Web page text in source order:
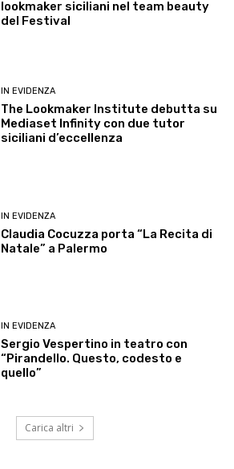
lookmaker siciliani nel team beauty
del Festival
IN EVIDENZA
The Lookmaker Institute debutta su
Mediaset Infinity con due tutor
siciliani d’eccellenza
IN EVIDENZA
Claudia Cocuzza porta “La Recita di
Natale” a Palermo
IN EVIDENZA
Sergio Vespertino in teatro con
“Pirandello. Questo, codesto e
quello”
Carica altri